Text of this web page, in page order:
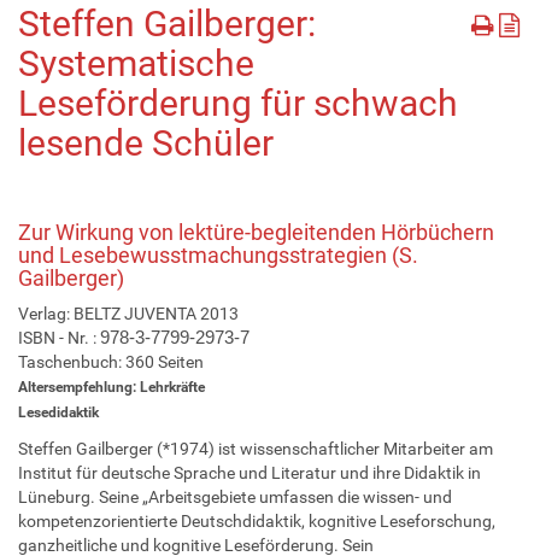
Steffen Gailberger:
Systematische
Leseförderung für schwach
lesende Schüler
Zur Wirkung von lektüre-begleitenden Hörbüchern
und Lesebewusstmachungsstrategien (S.
Gailberger)
Verlag: BELTZ JUVENTA 2013
ISBN - Nr. :978-3-7799-2973-7
Taschenbuch: 360 Seiten
Altersempfehlung: Lehrkräfte
Lesedidaktik
Steffen Gailberger (*1974) ist wissenschaftlicher Mitarbeiter am
Institut für deutsche Sprache und Literatur und ihre Didaktik in
Lüneburg. Seine „Arbeitsgebiete umfassen die wissen- und
kompetenzorientierte Deutschdidaktik, kognitive Leseforschung,
ganzheitliche und kognitive Leseförderung. Sein